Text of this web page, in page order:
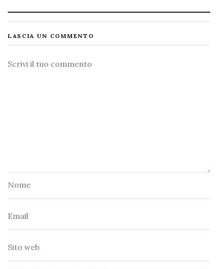
LASCIA UN COMMENTO
Commento